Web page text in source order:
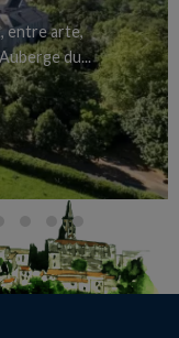
entre arte,
du...